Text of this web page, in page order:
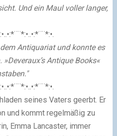
Und ein Maul voller langer,
Antiquariat und konnte es
Antique Books«
seines Vaters geerbt. Er
und kommt regelmäßig zu
Emma Lancaster, immer